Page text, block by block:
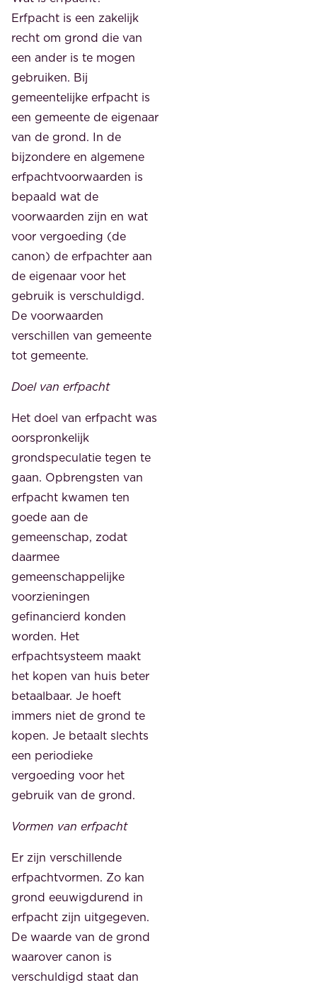
Erfpacht is een zakelijk
recht om grond die van
een ander is te mogen
gebruiken. Bij
gemeentelijke erfpacht is
een gemeente de eigenaar
van de grond. In de
bijzondere en algemene
erfpachtvoorwaarden is
bepaald wat de
voorwaarden zijn en wat
voor vergoeding (de
canon) de erfpachter aan
de eigenaar voor het
gebruik is verschuldigd.
De voorwaarden
verschillen van gemeente
tot gemeente.
Doel van erfpacht
Het doel van erfpacht was
oorspronkelijk
grondspeculatie tegen te
gaan. Opbrengsten van
erfpacht kwamen ten
goede aan de
gemeenschap, zodat
daarmee
gemeenschappelijke
voorzieningen
gefinancierd konden
worden. Het
erfpachtsysteem maakt
het kopen van huis beter
betaalbaar. Je hoeft
immers niet de grond te
kopen. Je betaalt slechts
een periodieke
vergoeding voor het
gebruik van de grond.
Vormen van erfpacht
Er zijn verschillende
erfpachtvormen. Zo kan
grond eeuwigdurend in
erfpacht zijn uitgegeven.
De waarde van de grond
waarover canon is
verschuldigd staat dan